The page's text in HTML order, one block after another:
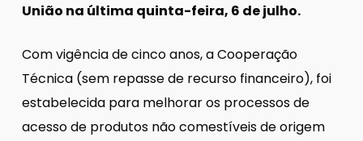
União na última quinta-feira, 6 de julho.
Com vigência de cinco anos, a Cooperação
Técnica (sem repasse de recurso financeiro), foi
estabelecida para melhorar os processos de
acesso de produtos não comestíveis de origem